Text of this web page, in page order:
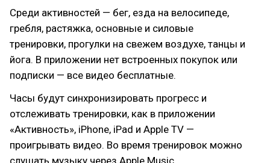
Среди активностей — бег, езда на велосипеде,
гребля, растяжка, основные и силовые
тренировки, прогулки на свежем воздухе, танцы и
йога. В приложении нет встроенных покупок или
подписки — все видео бесплатные.
Часы будут синхронизировать прогресс и
отслеживать тренировки, как в приложении
«Активность», iPhone, iPad и Apple TV —
проигрывать видео. Во время тренировок можно
слушать музыку через Apple Music.